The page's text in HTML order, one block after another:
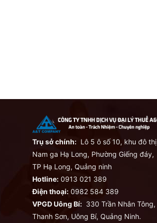
Trụ sở chính: Lô 5 ô số 10, khu đô thị
Nam ga Hạ Long, Phường Giếng đáy,
TP Hạ Long, Quảng ninh
Hotline: 0913 021 389
Điện thoại: 0982 584 389
VPGD Uông Bí: 330 Trần Nhân Tông,
Thanh Sơn, Uông Bí, Quảng Ninh.